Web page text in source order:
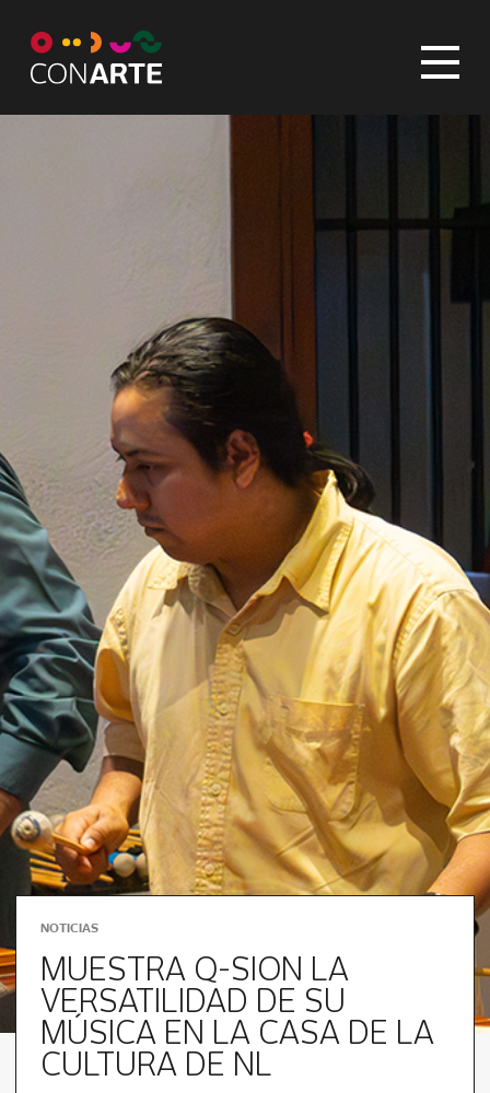
NOTICIAS
MUESTRA Q-SION LA
VERSATILIDAD DE SU
MÚSICA EN LA CASA DE LA
CULTURA DE NL